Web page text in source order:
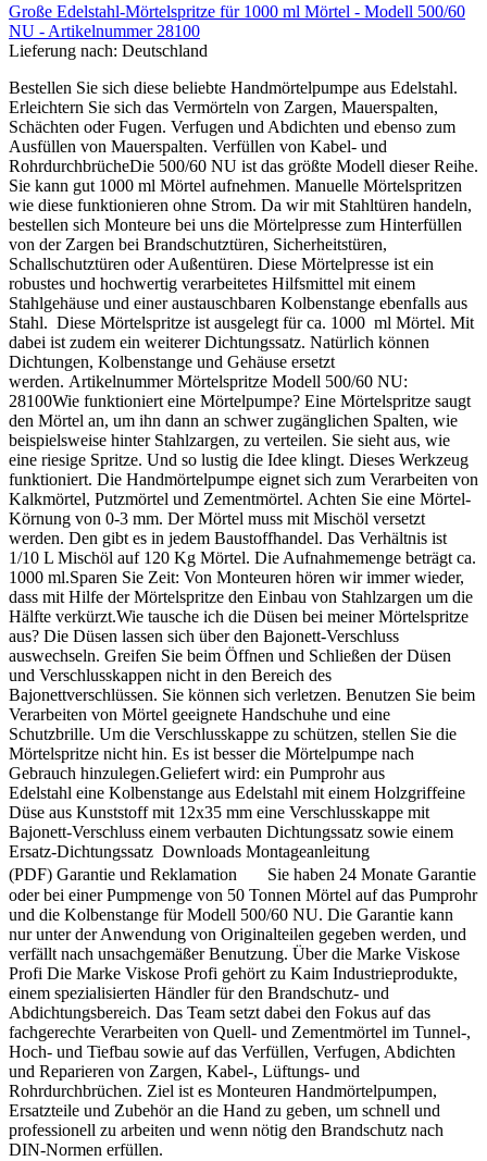
Große Edelstahl-Mörtelspritze für 1000 ml Mörtel - Modell 500/60
NU - Artikelnummer 28100
Lieferung nach: Deutschland
Bestellen Sie sich diese beliebte Handmörtelpumpe aus Edelstahl.
Erleichtern Sie sich das Vermörteln von Zargen, Mauerspalten,
Schächten oder Fugen. Verfugen und Abdichten und ebenso zum
Ausfüllen von Mauerspalten. Verfüllen von Kabel- und
RohrdurchbrücheDie 500/60 NU ist das größte Modell dieser Reihe.
Sie kann gut 1000 ml Mörtel aufnehmen. Manuelle Mörtelspritzen
wie diese funktionieren ohne Strom. Da wir mit Stahltüren handeln,
bestellen sich Monteure bei uns die Mörtelpresse zum Hinterfüllen
von der Zargen bei Brandschutztüren, Sicherheitstüren,
Schallschutztüren oder Außentüren. Diese Mörtelpresse ist ein
robustes und hochwertig verarbeitetes Hilfsmittel mit einem
Stahlgehäuse und einer austauschbaren Kolbenstange ebenfalls aus
Stahl. Diese Mörtelspritze ist ausgelegt für ca. 1000 ml Mörtel. Mit
dabei ist zudem ein weiterer Dichtungssatz. Natürlich können
Dichtungen, Kolbenstange und Gehäuse ersetzt
werden. Artikelnummer Mörtelspritze Modell 500/60 NU:
28100Wie funktioniert eine Mörtelpumpe? Eine Mörtelspritze saugt
den Mörtel an, um ihn dann an schwer zugänglichen Spalten, wie
beispielsweise hinter Stahlzargen, zu verteilen. Sie sieht aus, wie
eine riesige Spritze. Und so lustig die Idee klingt. Dieses Werkzeug
funktioniert. Die Handmörtelpumpe eignet sich zum Verarbeiten von
Kalkmörtel, Putzmörtel und Zementmörtel. Achten Sie eine Mörtel-
Körnung von 0-3 mm. Der Mörtel muss mit Mischöl versetzt
werden. Den gibt es in jedem Baustoffhandel. Das Verhältnis ist
1/10 L Mischöl auf 120 Kg Mörtel. Die Aufnahmemenge beträgt ca.
1000 ml.Sparen Sie Zeit: Von Monteuren hören wir immer wieder,
dass mit Hilfe der Mörtelspritze den Einbau von Stahlzargen um die
Hälfte verkürzt.Wie tausche ich die Düsen bei meiner Mörtelspritze
aus? Die Düsen lassen sich über den Bajonett-Verschluss
auswechseln. Greifen Sie beim Öffnen und Schließen der Düsen
und Verschlusskappen nicht in den Bereich des
Bajonettverschlüssen. Sie können sich verletzen. Benutzen Sie beim
Verarbeiten von Mörtel geeignete Handschuhe und eine
Schutzbrille. Um die Verschlusskappe zu schützen, stellen Sie die
Mörtelspritze nicht hin. Es ist besser die Mörtelpumpe nach
Gebrauch hinzulegen.Geliefert wird: ein Pumprohr aus
Edelstahl eine Kolbenstange aus Edelstahl mit einem Holzgriffeine
Düse aus Kunststoff mit 12x35 mm eine Verschlusskappe mit
Bajonett-Verschluss einem verbauten Dichtungssatz sowie einem
Ersatz-Dichtungssatz Downloads Montageanleitung
(PDF) Garantie und Reklamation Sie haben 24 Monate Garantie
oder bei einer Pumpmenge von 50 Tonnen Mörtel auf das Pumprohr
und die Kolbenstange für Modell 500/60 NU. Die Garantie kann
nur unter der Anwendung von Originalteilen gegeben werden, und
verfällt nach unsachgemäßer Benutzung. Über die Marke Viskose
Profi Die Marke Viskose Profi gehört zu Kaim Industrieprodukte,
einem spezialisierten Händler für den Brandschutz- und
Abdichtungsbereich. Das Team setzt dabei den Fokus auf das
fachgerechte Verarbeiten von Quell- und Zementmörtel im Tunnel-,
Hoch- und Tiefbau sowie auf das Verfüllen, Verfugen, Abdichten
und Reparieren von Zargen, Kabel-, Lüftungs- und
Rohrdurchbrüchen. Ziel ist es Monteuren Handmörtelpumpen,
Ersatzteile und Zubehör an die Hand zu geben, um schnell und
professionell zu arbeiten und wenn nötig den Brandschutz nach
DIN-Normen erfüllen.